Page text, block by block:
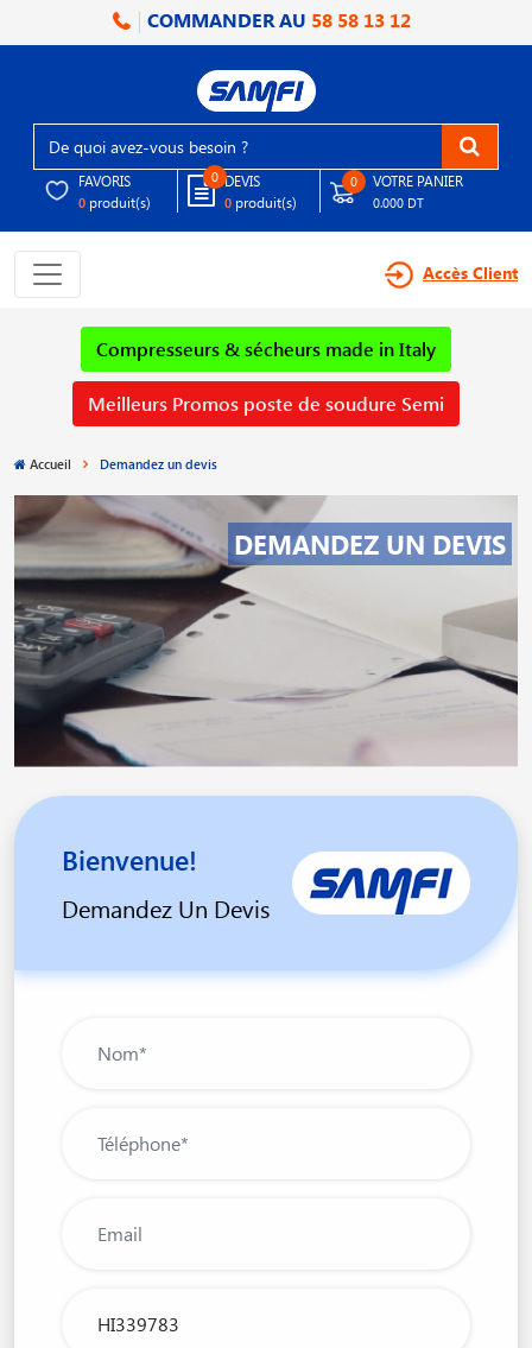
COMMANDER AU 58 58 13 12
FAVORIS
0 produit(s)
0 DEVIS
0 produit(s)
0 VOTRE PANIER
0.000 DT
Accès Client
Compresseurs & sécheurs made in Italy
Meilleurs Promos poste de soudure Semi
Accueil Demandez un devis
DEMANDEZ UN DEVIS
Bienvenue!
Demandez Un Devis